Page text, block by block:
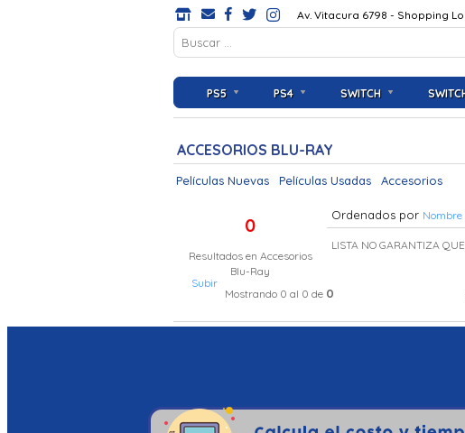
Av. Vitacura 6798 - Shopping
PS5 PS4 SWITCH
ACCESORIOS BLU-RAY
Películas Nuevas Películas Usadas Accesorios
0
Resultados en Accesorios
Blu-Ray
Ordenados por Nombre
LISTA NO GARANTIZA
Subir
Mostrando 0 al 0 de 0